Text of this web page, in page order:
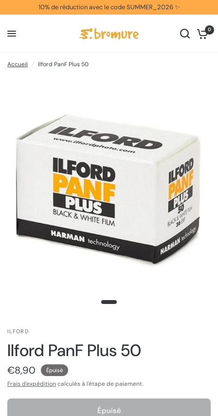
10% de réduction avec le code SUMMER_2026 ✨
0
Accueil / Ilford PanF Plus 50
ILFORD
Ilford PanF Plus 50
€8,90 Épuisé
Frais d'expédition calculés à l'étape de paiement.
Épuisé